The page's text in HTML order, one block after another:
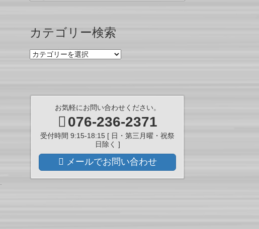
カ
ブ
カテゴリー検索
カ
お気軽にお問い合わせください。
076-236-2371
受付時間 9:15-18:15 [ 日・第三月曜・祝祭
日除く ]
メールでお問い合わせ